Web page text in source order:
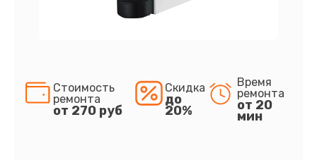
Стоимость
ремонта
от 270 руб
Скидка
до
20%
Время
ремонта
от 20
мин